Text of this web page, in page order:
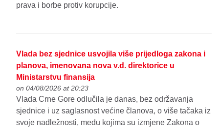
prava i borbe protiv korupcije.
Vlada bez sjednice usvojila više prijedloga zakona i
planova, imenovana nova v.d. direktorice u
Ministarstvu finansija
on 04/08/2026 at 20:23
Vlada Crne Gore odlučila je danas, bez održavanja
sjednice i uz saglasnost većine članova, o više tačaka iz
svoje nadležnosti, među kojima su izmjene Zakona o